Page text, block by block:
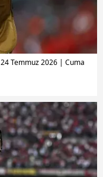
24 Temmuz 2026 | Cuma